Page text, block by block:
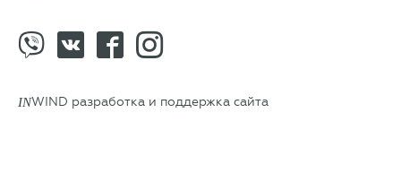
INWIND разработка и поддержка сайта